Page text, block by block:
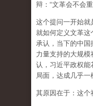
辩：“文革会不会重
这个提问一开始就
就如何定义文革这
承认，当下的中国
力量支持的大规
认，习近平政权能
局面，达成几乎一
其原因在于：这个